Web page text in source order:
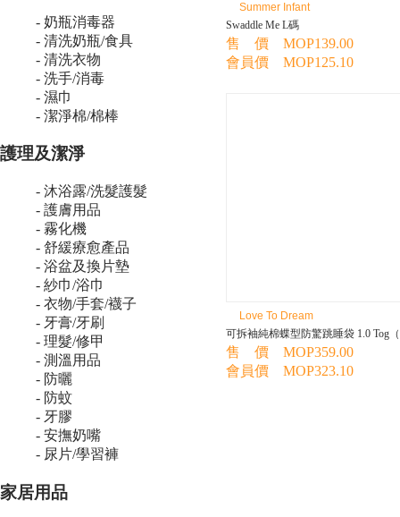
- 奶瓶消毒器
- 清洗奶瓶/食具
- 清洗衣物
- 洗手/消毒
- 濕巾
- 潔淨棉/棉棒
護理及潔淨
- 沐浴露/洗髮護髮
- 護膚用品
- 霧化機
- 舒緩療愈產品
- 浴盆及換片墊
- 紗巾/浴巾
- 衣物/手套/襪子
- 牙膏/牙刷
- 理髮/修甲
- 測溫用品
- 防曬
- 防蚊
- 牙膠
- 安撫奶嘴
- 尿片/學習褲
家居用品
Summer Infant
Swaddle Me L碼
售 價 MOP139.00
會員價 MOP125.10
Love To Dream
可拆袖純棉蝶型防驚跳睡袋 1.0 Tog
售 價 MOP359.00
會員價 MOP323.10